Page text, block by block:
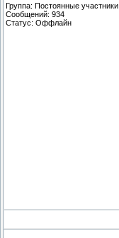
Группа: Постоянные участники
Сообщений: 934
Статус: Оффлайн